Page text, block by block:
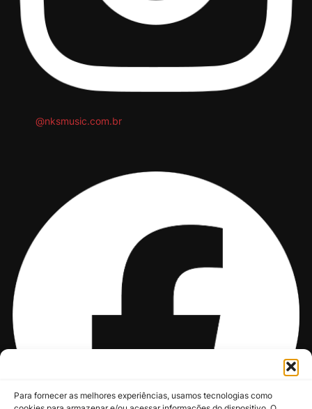
Para fornecer as melhores experiências, usamos tecnologias como
@nksmusic.com.br